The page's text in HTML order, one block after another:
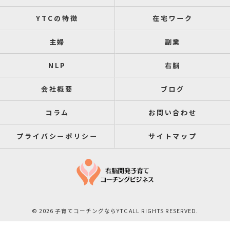
YTCの特徴 在宅ワーク
主婦 副業
NLP 右脳
会社概要 ブログ
コラム お問い合わせ
プライバシーポリシー サイトマップ
© 2026 子育てコーチングならYTC ALL RIGHTS RESERVED.